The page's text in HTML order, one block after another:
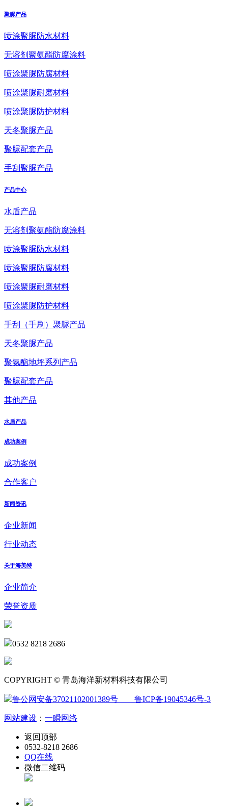
聚脲产品
喷涂聚脲防水材料
无溶剂聚氨酯防腐涂料
喷涂聚脲防腐材料
喷涂聚脲耐磨材料
喷涂聚脲防护材料
天冬聚脲产品
聚脲配套产品
手刮聚脲产品
产品中心
水盾产品
无溶剂聚氨酯防腐涂料
喷涂聚脲防水材料
喷涂聚脲防腐材料
喷涂聚脲耐磨材料
喷涂聚脲防护材料
手刮（手刷）聚脲产品
天冬聚脲产品
聚氨酯地坪系列产品
聚脲配套产品
其他产品
水盾产品
成功案例
成功案例
合作客户
新闻资讯
企业新闻
行业动态
关于海美特
企业简介
荣誉资质
0532 8218 2686
COPYRIGHT © 青岛海洋新材料科技有限公司
鲁公网安备37021102001389号 鲁ICP备19045346号-3
网站建设 ： 一瞬网络
返回顶部
0532-8218 2686
QQ在线
微信二维码